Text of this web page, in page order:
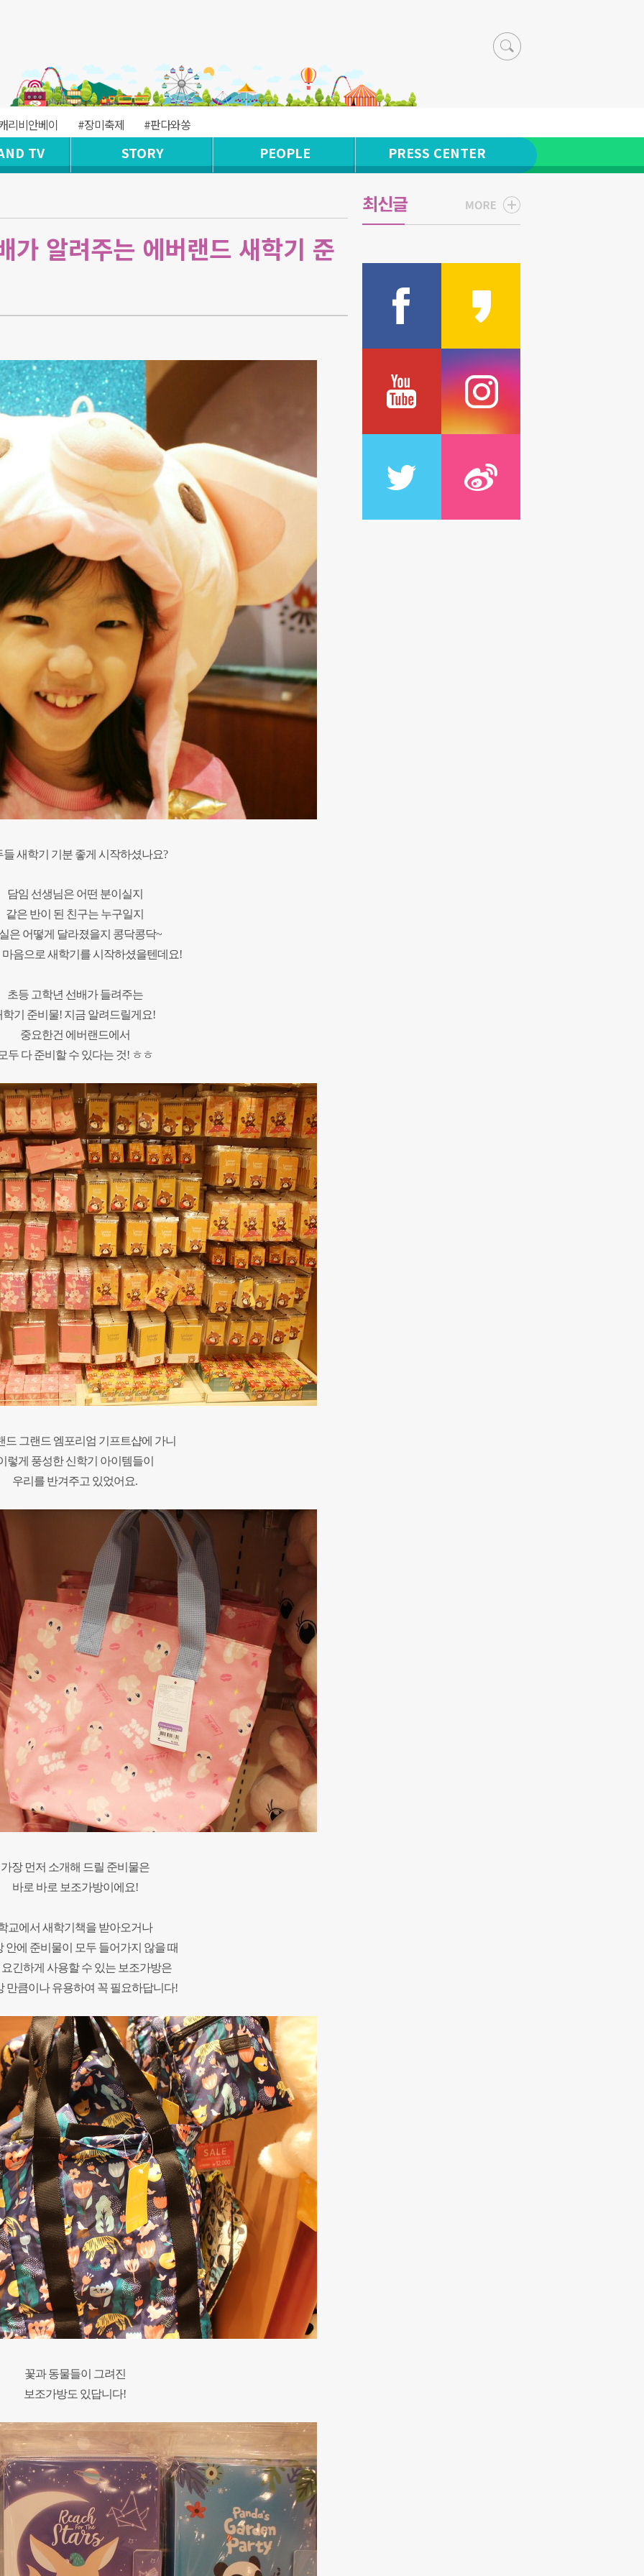
리비안베이 #장미축제 #판다와쏭
TV STORY PEOPLE PRESS CENTER
가 알려주는 에버랜드 새학기 준
들 새학기 기분 좋게 시작하셨나요?
담임 선생님은 어떤 분이실지
같은 반이 된 친구는 누구일지
은 어떻게 달라졌을지 콩닥콩닥~
음으로 새학기를 시작하셨을텐데요!
초등 고학년 선배가 들려주는
학기 준비물! 지금 알려드릴게요!
중요한건 에버랜드에서
두 다 준비할 수 있다는 것! ㅎㅎ
드 그랜드 엠포리엄 기프트샵에 가니
렇게 풍성한 신학기 아이템들이
우리를 반겨주고 있었어요.
가장 먼저 소개해 드릴 준비물은
바로 바로 보조가방이에요!
교에서 새학기책을 받아오거나
안에 준비물이 모두 들어가지 않을 때
긴하게 사용할 수 있는 보조가방은
만큼이나 유용하여 꼭 필요하답니다!
꽃과 동물들이 그려진
보조가방도 있답니다!
최신글